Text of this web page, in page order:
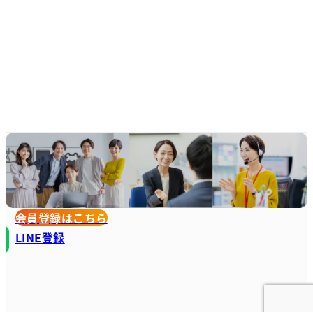
会員登録はこちら
LINE登録